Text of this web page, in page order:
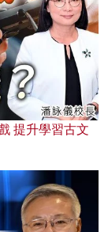
提升學習古文